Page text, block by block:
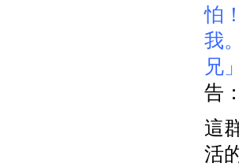
怕
我
兄」
告：
這
活